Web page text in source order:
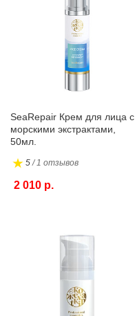
SeaRepair Крем для лица с
морскими экстрактами,
50мл.
5/ 1 отзывов
2 010 р.